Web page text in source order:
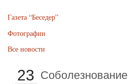
Газета “Беседер”
Фотографии
Все новости
23 Соболезнование